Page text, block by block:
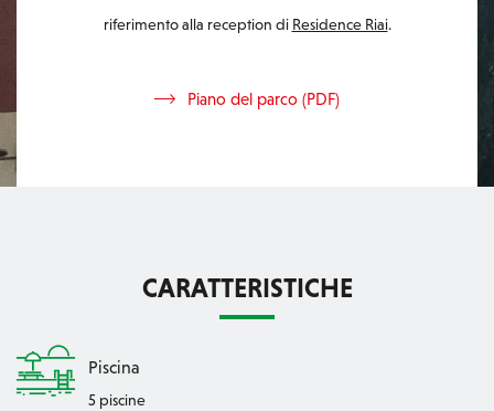
riferimento alla reception di Residence Riai.
Piano del parco (PDF)
CARATTERISTICHE
Piscina
5 piscine